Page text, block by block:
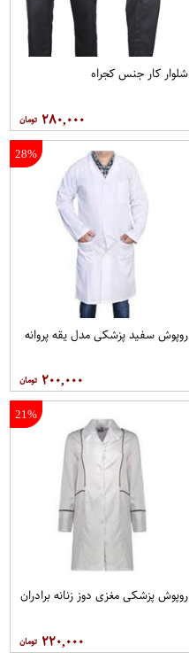
شلوار کار جنس کجراه
۲۸۰,۰۰۰
28%
روپوش سفید پزشکی مدل یقه پروانه
۲۰۰,۰۰۰
21%
روپوش پزشکی مغزی دوز زنانه برادران
۲۲۰,۰۰۰